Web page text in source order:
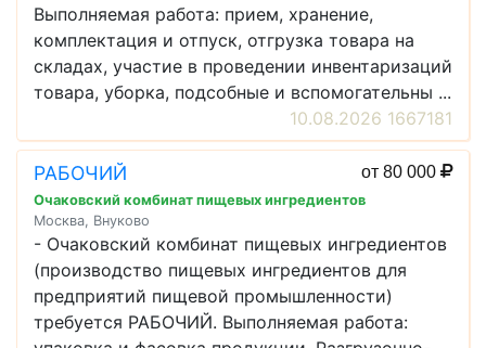
Выполняемая работа: прием, хранение,
комплектация и отпуск, отгрузка товара на
складах, участие в проведении инвентаризаций
товара, уборка, подсобные и вспомогательны ...
10.08.2026 1667181
РАБОЧИЙ от 80 000
Очаковский комбинат пищевых ингредиентов
Москва, Внуково
- Очаковский комбинат пищевых ингредиентов
(производство пищевых ингредиентов для
предприятий пищевой промышленности)
требуется РАБОЧИЙ. Выполняемая работа: